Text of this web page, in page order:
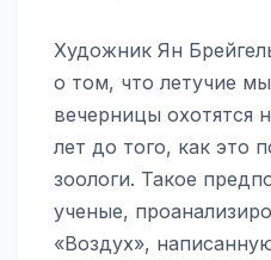
Художник Ян
о том, что летучие
вечерницы охотятся
лет до того, как это
зоологи. Такое
ученые,
«Воздух»,